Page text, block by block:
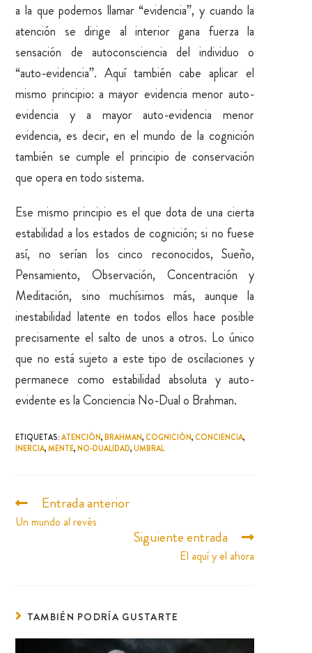
a la que podemos llamar “evidencia”, y cuando la
atención se dirige al interior gana fuerza la
sensación de autoconsciencia del individuo o
“auto-evidencia”. Aquí también cabe aplicar el
mismo principio: a mayor evidencia menor auto-
evidencia y a mayor auto-evidencia menor
evidencia, es decir, en el mundo de la cognición
también se cumple el principio de conservación
que opera en todo sistema.
Ese mismo principio es el que dota de una cierta
estabilidad a los estados de cognición; si no fuese
así, no serían los cinco reconocidos, Sueño,
Pensamiento, Observación, Concentración y
Meditación, sino muchísimos más, aunque la
inestabilidad latente en todos ellos hace posible
precisamente el salto de unos a otros. Lo único
que no está sujeto a este tipo de oscilaciones y
permanece como estabilidad absoluta y auto-
evidente es la Conciencia No-Dual o Brahman.
ETIQUETAS:ATENCIÓN, BRAHMAN, COGNICIÓN, CONCIENCIA,
INERCIA, MENTE, NO-DUALIDAD, UMBRAL
Entrada anterior
Un mundo al revés
Siguiente entrada
El aquí y el ahora
TAMBIÉN PODRÍA GUSTARTE